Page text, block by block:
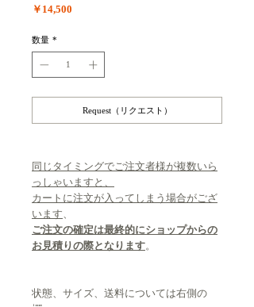
￥14,500
数量 *
Request（リクエスト）
同じタイミングでご注文者様が複数いら
っしゃいますと、
カートに注文が入ってしまう場合がござ
います
ご注文の確定は最終的にショップからの
お見積りの際となります。
状態、サイズ、送料については右側の